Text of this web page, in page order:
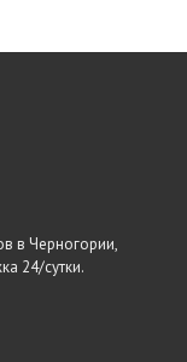
в Черногории,
24/сутки.